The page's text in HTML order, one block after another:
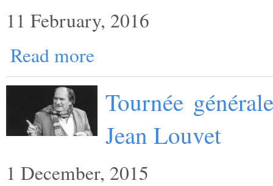
11 February, 2016
Read more
Tournée
Jean Louvet
1 December, 2015